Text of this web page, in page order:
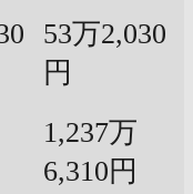
53万2,030
円
1,237万
6,310円